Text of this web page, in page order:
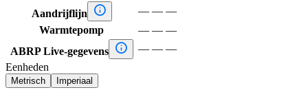
Aandrijflijn  — — —
Warmtepomp
— — —
ABRP Live-gegevens
 — — —
Eenheden
Metrisch Imperiaal